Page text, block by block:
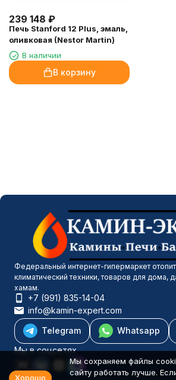
239 148 ₽
Печь Stanford 12 Plus, эмаль,
оливковая (Nestor Martin)
В наличии
В корзину
Федеральный интернет-гипермаркет
климатический техники, товаров для дома,
хамам.
+7 (991) 835-14-04
info@kamin-expert.com
Telegram
Whatsapp
Мы в соцсетях
Хорошо
Мы сохраняем файлы
сайту работать лучше.